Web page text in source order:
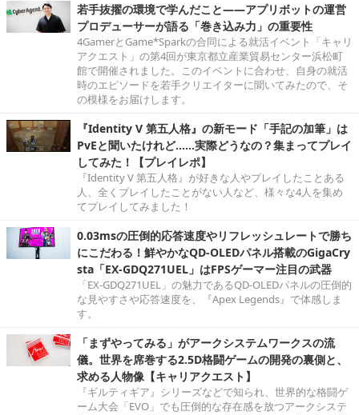
若手抜擢の環境で学んだこと――アプリボットの運営
プロデューサーが語る「巻き込み力」の重要性
4GamerとGame*Sparkの合同による就活イベント「キャリ
アクエスト」の第4回が東京都立産業貿易センター浜松町
館で開催されました。このイベントに合わせ、自身の就活
時のエピソードを若手クリエイターに聞いてみたので、そ
の模様をお届けします。
『Identity V 第五人格』の新モード「手記の加筆」は
PvEと聞いたけれど……実際どうなの？集まってプレイ
してみた！【プレイレポ】
『Identity V 第五人格』が好きな人やプレイしたことある
人、全くプレイしたことがない人など、様々な4人を集め
てプレイしてみました！
0.03msの圧倒的応答速度やリフレッシュレートで勝ち
にこだわる！鮮やかなQD-OLEDパネル搭載のGigaCry
sta「EX-GDQ271UEL」はFPSゲーマー注目の武器
「EX-GDQ271UEL」の魅力であるQD-OLEDパネルの圧倒的
な見やすさや応答速度を、『Apex Legends』で体感しま
す。
「まずやってみる」がアークシステムワークスの流
儀。世界を席巻する2.5D格闘ゲームの開発の裏側と、
求める人物像【キャリアクエスト】
『ギルティギア』シリーズなどで知られ、世界的な格闘ゲ
ーム大会「EVO」でも圧倒的な存在感を放つアークシステ